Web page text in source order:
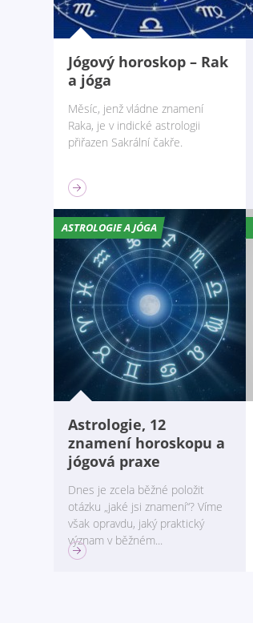
Jógový horoskop – Rak
a jóga
Měsíc, jenž vládne znamení
Raka, je v indické astrologii
přiřazen Sakrální čakře.
ASTROLOGIE A JÓGA
Astrologie, 12
znamení horoskopu a
jógová praxe
Dnes je zcela běžné položit
otázku „jaké jsi znamení“? Víme
však opravdu, jaký praktický
význam v běžném...